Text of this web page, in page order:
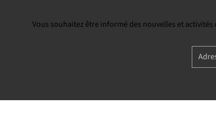
Vous souhaitez être informé des nouvelles et